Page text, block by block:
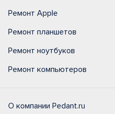
Ремонт Apple
Ремонт планшетов
Ремонт ноутбуков
Ремонт компьютеров
О компании Pedant.ru